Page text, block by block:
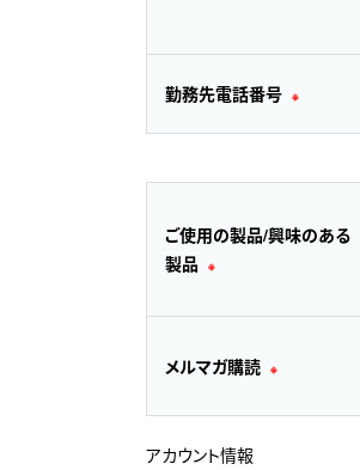
勤務先電話番号 ※
ご使用の製品/興味のある
製品
※
メルマガ購読 ※
アカウント情報